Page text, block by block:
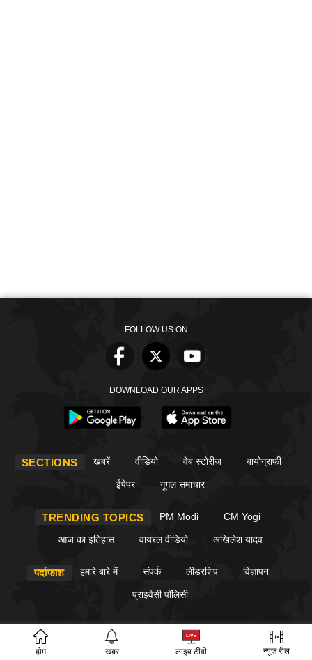
होम खबर लाइव टीवी न्यूज़ रील
FOLLOW US ON
DOWNLOAD OUR APPS
SECTIONS खबरें वीडियो वेब स्टोरीज बायोग्राफी
ईपेपर गूगल समाचार
TRENDING TOPICS PM Modi CM Yogi
आज का इतिहास वायरल वीडियो अखिलेश यादव
पर्दाफाश हमारे बारे में संपर्क लीडरशिप विज्ञापन
प्राइवेसी पॉलिसी
© Copyright PardaPhash 2026. All rights reserved.